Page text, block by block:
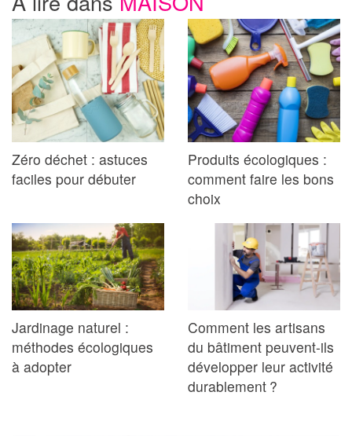
Zéro déchet : astuces
faciles pour débuter
Produits écologiques :
comment faire les bons
choix
Jardinage naturel :
méthodes écologiques
à adopter
Comment les artisans
du bâtiment peuvent-ils
développer leur activité
durablement ?